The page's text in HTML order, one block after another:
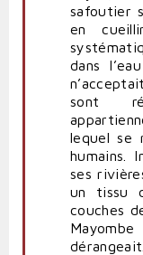
safoutier
en
dans
sont
lequel se
humains.
ses
un tissu
couches
dérangeait.